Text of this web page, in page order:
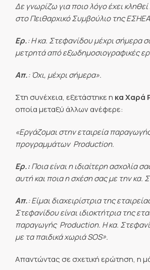
Δε γνωρίζω για ποιο λόγο έχει
στο Πειθαρχικό Συμβούλιο της
Ερ.: Η κα. Στεφανίδου μέχρι σήμερα
μετρητά από εξωδημοσιογραφικές
Απ.: Όχι, μέχρι σήμερα».
Στη συνέχεια, εξετάστηκε η κα Χαρά
οποία μεταξύ άλλων ανέφερε:
«Εργάζομαι στην εταιρεία
προγραμμάτων  Production.
Ερ.:Ποια είναι η ιδιαίτερη ασχολία
αυτή και ποια η σχέση σας με την κα.
Απ.: Είμαι διαχειρίστρια της
Στεφανίδου είναι ιδιοκτήτρια της
παραγωγής  Production. Η κα.
με τα παιδικά χωριάSOS».
Απαντώντας σε σχετική ερώτηση, η